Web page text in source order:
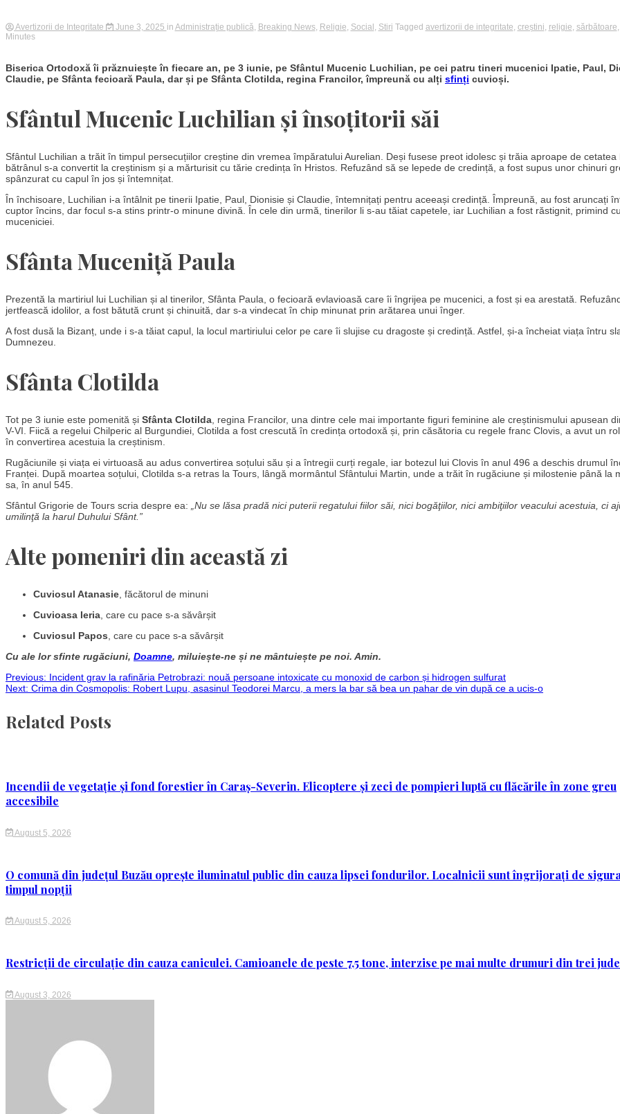
Avertizorii de Integritate June 3, 2025 in Administrație publică, Breaking News, Religie, Social , Stiri Tagged avertizorii de integritate, creștini, religie, sărbătoare,
Minutes
Biserica Ortodoxă îi prăznuiește în fiecare an, pe 3 iunie, pe Sfântul Mucenic Luchilian, pe cei patru tineri mucenici Ipatie, Paul,
Claudie, pe Sfânta fecioară Paula, dar și pe Sfânta Clotilda, regina Francilor, împreună cu alți sfinți cuvioși.
Sfântul Mucenic Luchilian și însoțitorii săi
Sfântul Luchilian a trăit în timpul persecuțiilor creștine din vremea împăratului Aurelian. Deși fusese preot idolesc și trăia aproape de cetatea
bătrânul s-a convertit la creștinism și a mărturisit cu tărie credința în Hristos. Refuzând să se lepede de credință, a fost supus unor chinuri
spânzurat cu capul în jos și întemnițat.
În închisoare, Luchilian i-a întâlnit pe tinerii Ipatie, Paul, Dionisie și Claudie, întemnițați pentru aceeași credință. Împreună, au fost aruncați
cuptor încins, dar focul s-a stins printr-o minune divină. În cele din urmă, tinerilor li s-au tăiat capetele, iar Luchilian a fost răstignit, primind
muceniciei.
Sfânta Muceniță Paula
Prezentă la martiriul lui Luchilian și al tinerilor, Sfânta Paula, o fecioară evlavioasă care îi îngrijea pe mucenici, a fost și ea arestată.
jertfească idolilor, a fost bătută crunt și chinuită, dar s-a vindecat în chip minunat prin arătarea unui înger.
A fost dusă la Bizanț, unde i s-a tăiat capul, la locul martiriului celor pe care îi slujise cu dragoste și credință. Astfel, și-a încheiat viața întru
Dumnezeu.
Sfânta Clotilda
Tot pe 3 iunie este pomenită și Sfânta Clotilda, regina Francilor, una dintre cele mai importante figuri feminine ale creștinismului apusean
V-VI. Fiică a regelui Chilperic al Burgundiei, Clotilda a fost crescută în credința ortodoxă și, prin căsătoria cu regele franc Clovis, a avut un
în convertirea acestuia la creștinism.
Rugăciunile și viața ei virtuoasă au adus convertirea soțului său și a întregii curți regale, iar botezul lui Clovis în anul 496 a deschis drumul
Franței. După moartea soțului, Clotilda s-a retras la Tours, lângă mormântul Sfântului Martin, unde a trăit în rugăciune și milostenie până la
sa, în anul 545.
Sfântul Grigorie de Tours scria despre ea: „Nu se lăsa pradă nici puterii regatului fiilor săi, nici bogăţiilor, nici ambiţiilor veacului acestuia, ci
umilinţă la harul Duhului Sfânt.”
Alte pomeniri din această zi
Cuviosul Atanasie, făcătorul de minuni
Cuvioasa Ieria, care cu pace s-a săvârșit
Cuviosul Papos, care cu pace s-a săvârșit
Cu ale lor sfinte rugăciuni, Doamne, miluiește-ne și ne mântuiește pe noi. Amin.
Post
navigation
Previous: Incident grav la rafinăria Petrobrazi: nouă persoane intoxicate cu monoxid de carbon și hidrogen sulfurat
Next: Crima din Cosmopolis: Robert Lupu, asasinul Teodorei Marcu, a mers la bar să bea un pahar de vin după ce a ucis-o
Related Posts
Incendii de vegetație și fond forestier în Caraș-Severin. Elicoptere și zeci de pompieri luptă cu flăcările în zone greu
accesibile
August 5, 2026
O comună din județul Buzău oprește iluminatul public din cauza lipsei fondurilor. Localnicii sunt îngrijorați de
timpul nopții
August 5, 2026
Restricții de circulație din cauza caniculei. Camioanele de peste 7,5 tone, interzise pe mai multe drumuri din trei
August 3, 2026